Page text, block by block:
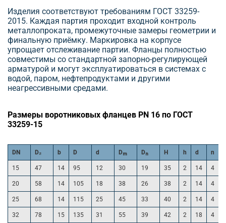
Изделия соответствуют требованиям ГОСТ 33259-
2015. Каждая партия проходит входной контроль
металлопроката, промежуточные замеры геометрии и
финальную приёмку. Маркировка на корпусе
упрощает отслеживание партии. Фланцы полностью
совместимы со стандартной запорно-регулирующей
арматурой и могут эксплуатироваться в системах с
водой, паром, нефтепродуктами и другими
неагрессивными средами.
Размеры воротниковых фланцев PN 16 по ГОСТ
33259-15
DN D₂ b D d Dₘ Dₙ H h d n
15 47 14 95 12 30 19 35 2 14 4
20 58 14 105 18 38 26 38 2 14 4
25 68 14 115 25 45 33 40 2 14 4
32 78 15 135 31 55 39 42 2 18 4